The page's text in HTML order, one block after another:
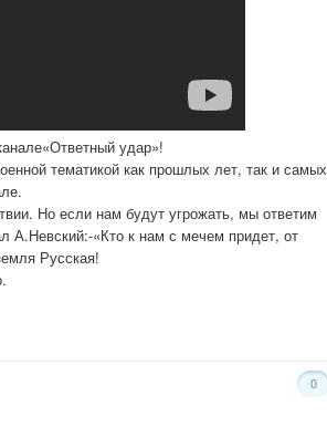
удар»!
тематикой как прошлых лет, так и самых
Но если нам будут угрожать, мы ответим
А.Невский:-«Кто к нам с мечем придет, от
Русская!
0